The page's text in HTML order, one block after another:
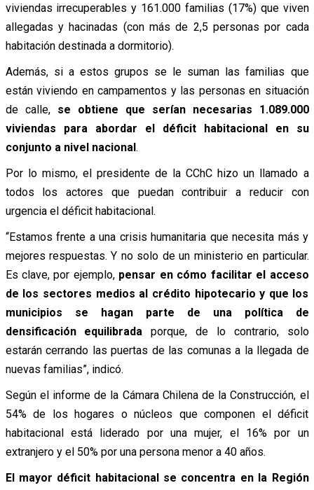
viviendas irrecuperables y 161.000 familias (17%) que viven
allegadas y hacinadas (con más de 2,5 personas por cada
habitación destinada a dormitorio).
Además, si a estos grupos se le suman las familias que
están viviendo en campamentos y las personas en situación
de calle, se obtiene que serían necesarias 1.089.000
viviendas para abordar el déficit habitacional en su
conjunto a nivel nacional.
Por lo mismo, el presidente de la CChC hizo un llamado a
todos los actores que puedan contribuir a reducir con
urgencia el déficit habitacional.
“Estamos frente a una crisis humanitaria que necesita más y
mejores respuestas. Y no solo de un ministerio en particular.
Es clave, por ejemplo, pensar en cómo facilitar el acceso
de los sectores medios al crédito hipotecario y que los
municipios se hagan parte de una política de
densificación equilibrada porque, de lo contrario, solo
estarán cerrando las puertas de las comunas a la llegada de
nuevas familias”, indicó.
Según el informe de la Cámara Chilena de la Construcción, el
54% de los hogares o núcleos que componen el déficit
habitacional está liderado por una mujer, el 16% por un
extranjero y el 50% por una persona menor a 40 años.
El mayor déficit habitacional se concentra en la Región